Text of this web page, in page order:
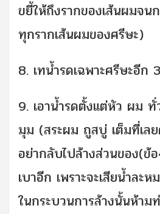
ขยี้ให้ถึงรากของเส้นผมจน
ทุกรากเส้นผมของศรีษะ)
8. เทน้ำรดเฉพาะศรีษะอีก
9. เอาน้ำรดตั้งแต่หัว ผม
มุม (สระผม ถูสบู่ เต็มที่เล
อย่ากลับไปล้างส่วนของ(ข้
เบาอีก เพราะจะเสียน้ำละ
ในกระบวนการล้างนั้นห้าม